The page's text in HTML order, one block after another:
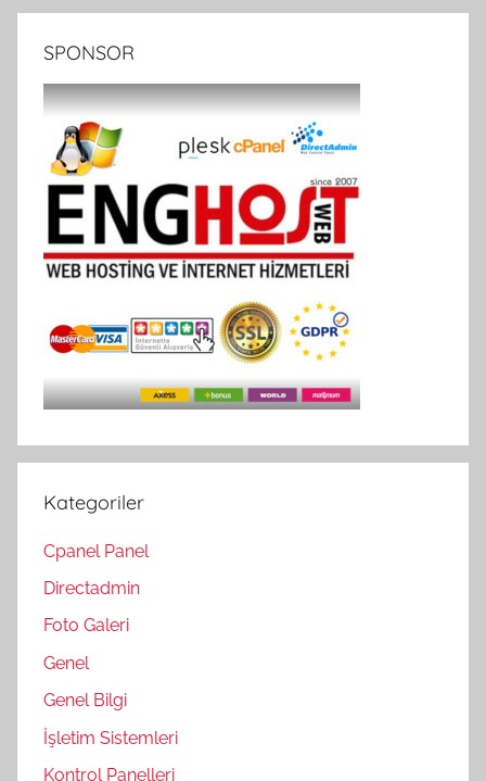
SPONSOR
Kategoriler
Cpanel Panel
Directadmin
Foto Galeri
Genel
Genel Bilgi
İşletim Sistemleri
Kontrol Panelleri